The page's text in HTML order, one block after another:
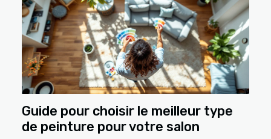
Guide pour choisir le meilleur type
de peinture pour votre salon